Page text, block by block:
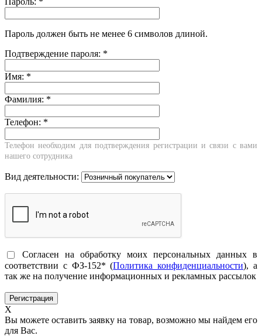
Пароль должен быть не менее 6 символов длиной.
Подтверждение пароля: *
Имя: *
Фамилия: *
Телефон: *
Телефон необходим для подтверждения регистрации и связи с вами
нашего сотрудника
Вид деятельности:
Согласен на обработку моих персональных данных в
соответствии с ФЗ-152* (Политика конфиденциальности), а
так же на получение информационных и рекламных рассылок
X
Вы можете оставить заявку на товар, возможно мы найдем его
для Вас.